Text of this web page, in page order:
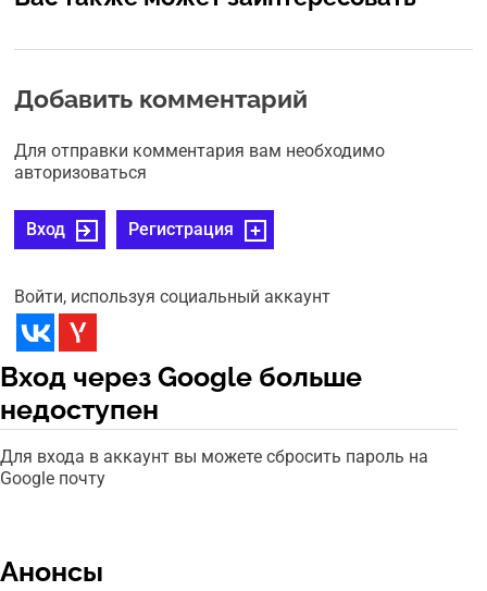
Добавить комментарий
Для отправки комментария вам необходимо
авторизоваться
Вход Регистрация
Войти, используя социальный аккаунт
Вход через Google больше
недоступен
Для входа в аккаунт вы можете сбросить пароль на
Google почту
Анонсы